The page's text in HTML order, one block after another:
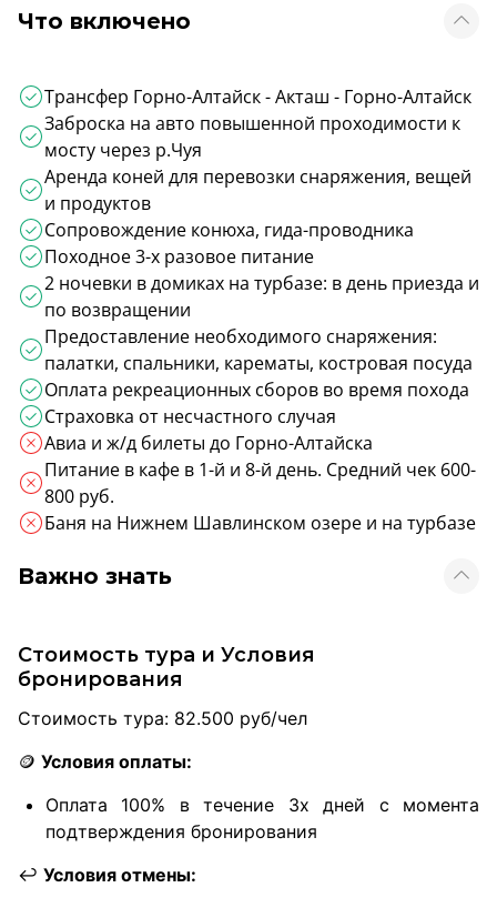
Что включено
Трансфер Горно-Алтайск - Акташ - Горно-Алтайск
Заброска на авто повышенной проходимости к
мосту через р.Чуя
Аренда коней для перевозки снаряжения, вещей
и продуктов
Сопровождение конюха, гида-проводника
Походное 3-х разовое питание
2 ночевки в домиках на турбазе: в день приезда и
по возвращении
Предоставление необходимого снаряжения:
палатки, спальники, карематы, костровая посуда
Оплата рекреационных сборов во время похода
Страховка от несчастного случая
Авиа и ж/д билеты до Горно-Алтайска
Питание в кафе в 1-й и 8-й день. Средний чек 600-
800 руб.
Баня на Нижнем Шавлинском озере и на турбазе
Важно знать
Стоимость тура и Условия
бронирования
Стоимость тура: 82.500 руб/чел
🪙 Условия оплаты:
Оплата 100% в течение 3х дней с момента
подтверждения бронирования
↩️ Условия отмены: